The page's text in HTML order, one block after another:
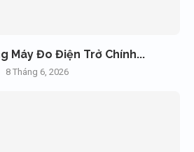
Máy Đo Điện Trở Chính...
8 Tháng 6, 2026